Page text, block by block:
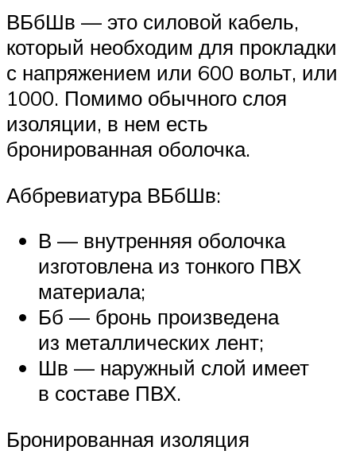
ВБбШв — это силовой кабель,
который необходим для прокладки
с напряжением или 600 вольт, или
1000. Помимо обычного слоя
изоляции, в нем есть
бронированная оболочка.
Аббревиатура ВБбШв:
В — внутренняя оболочка
изготовлена из тонкого ПВХ
материала;
Бб — бронь произведена
из металлических лент;
Шв — наружный слой имеет
в составе ПВХ.
Бронированная изоляция